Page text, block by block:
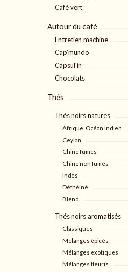
Café vert
Autour du café
Entretien machine
Cap'mundo
Capsul'in
Chocolats
Thés
Thés noirs natures
Afrique, Océan Indien
Ceylan
Chine fumés
Chine non fumés
Indes
Déthéiné
Blend
Thés noirs aromatisés
Classiques
Mélanges épicés
Mélanges exotiques
Mélanges fleuris